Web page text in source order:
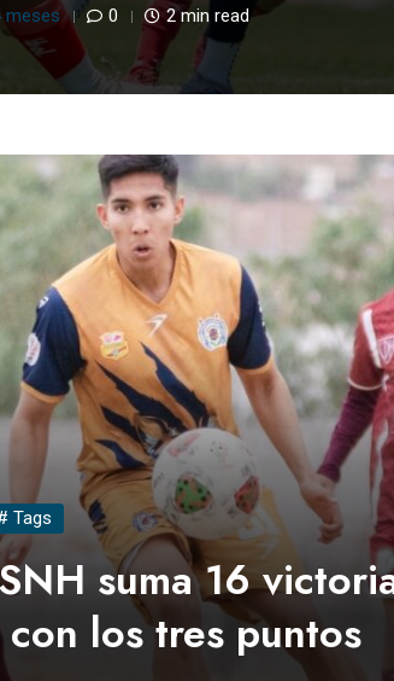
meses 0 2 min read
Tags
suma 16
los tres puntos